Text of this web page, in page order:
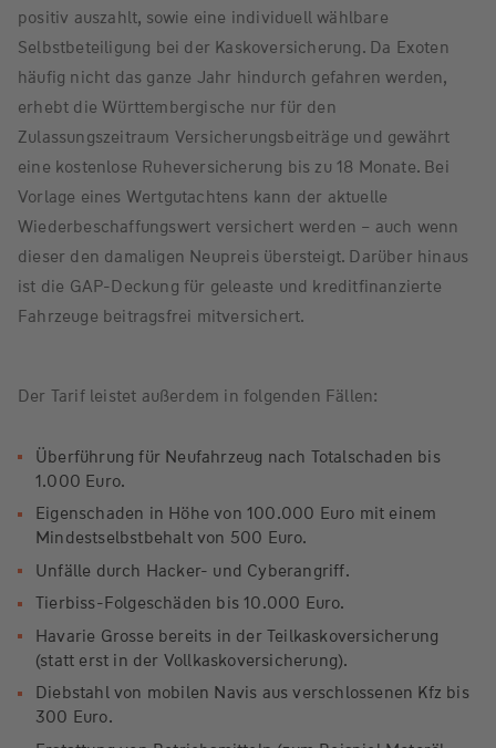
positiv auszahlt, sowie eine individuell wählbare
Selbstbeteiligung bei der Kaskoversicherung. Da Exoten
häufig nicht das ganze Jahr hindurch gefahren werden,
erhebt die Württembergische nur für den
Zulassungszeitraum Versicherungsbeiträge und gewährt
eine kostenlose Ruheversicherung bis zu 18 Monate. Bei
Vorlage eines Wertgutachtens kann der aktuelle
Wiederbeschaffungswert versichert werden – auch wenn
dieser den damaligen Neupreis übersteigt. Darüber hinaus
ist die GAP-Deckung für geleaste und kreditfinanzierte
Fahrzeuge beitragsfrei mitversichert.
Der Tarif leistet außerdem in folgenden Fällen:
Überführung für Neufahrzeug nach Totalschaden bis
1.000 Euro.
Eigenschaden in Höhe von 100.000 Euro mit einem
Mindestselbstbehalt von 500 Euro.
Unfälle durch Hacker- und Cyberangriff.
Tierbiss-Folgeschäden bis 10.000 Euro.
Havarie Grosse bereits in der Teilkaskoversicherung
(statt erst in der Vollkaskoversicherung).
Diebstahl von mobilen Navis aus verschlossenen Kfz bis
300 Euro.